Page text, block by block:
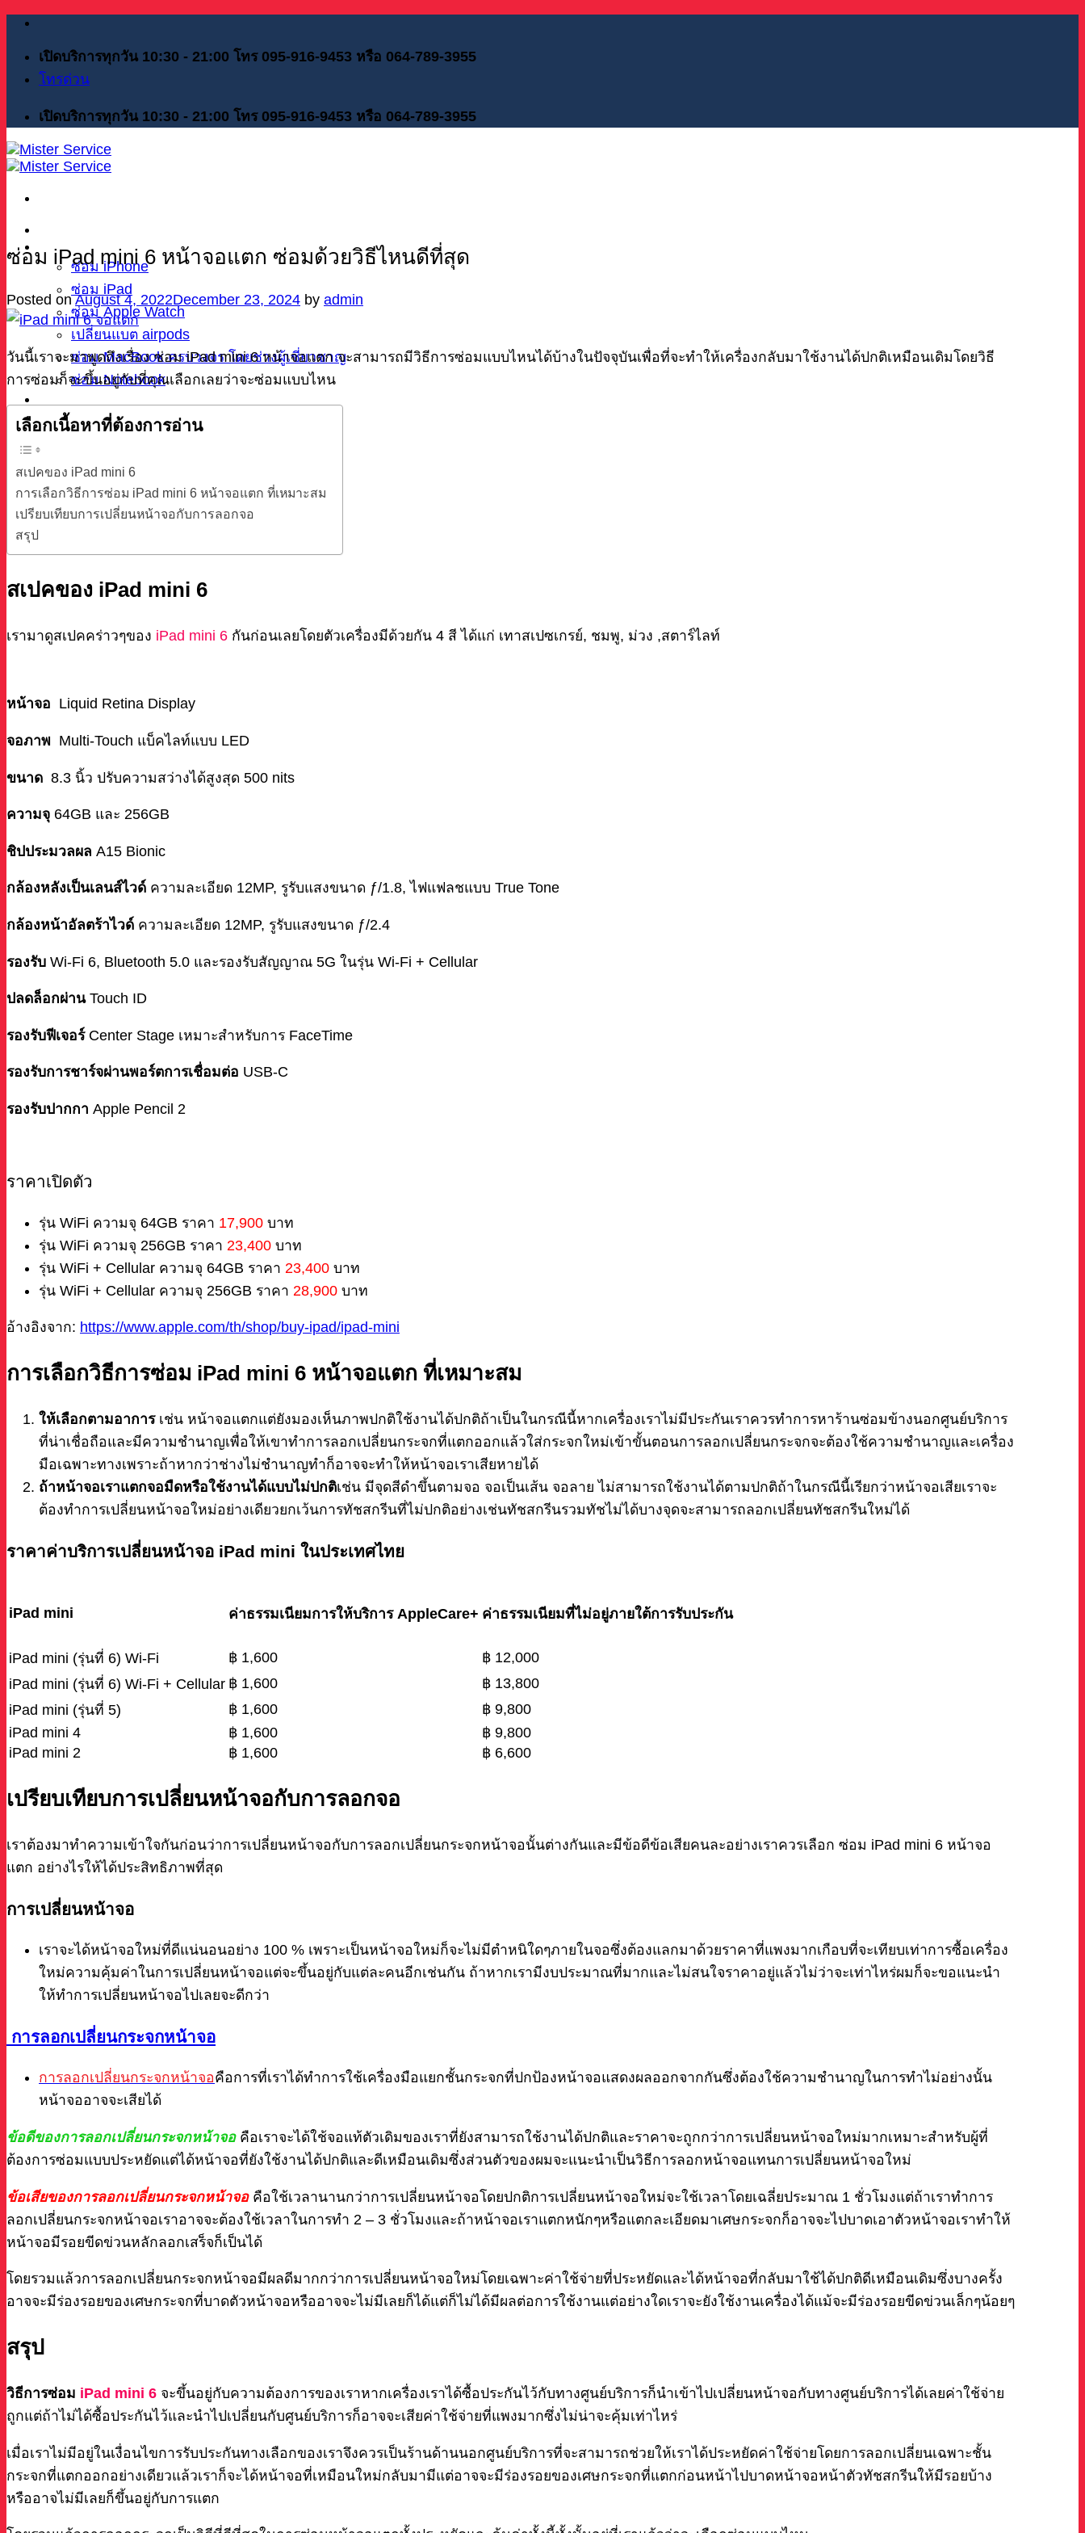
Skip
contentเปิดบริการทุกวัน 10:30 - 21:00 โทร 095-916-9453 หรือ 064-789-3955
โทรด่วน
เปิดบริการทุกวัน 10:30 - 21:00 โทร 095-916-9453 หรือ 064-789-3955
บริการของเรา
ซ่อม iPhone
ซ่อม iPad
ซ่อม Apple Watch
เปลี่ยนแบต airpods
ซ่อม MacBook ครบวงจร โดยช่างผู้เชี่ยวชาญ
ซ่อม Notebook
บทความ
เกี่ยวกับเรา
ติดต่อ
ซ่อม iPad mini 6 หน้าจอแตก ซ่อมด้วยวิธีไหนดีที่สุด
Posted onAugust 4, 2022December 23, 2024 by admin
วันนี้เราจะมาพูดถึงเรื่อง ซ่อม iPad mini 6 หน้าจอแตก จะสามารถมีวิธีการซ่อมแบบไหนได้บ้างในปัจจุบันเพื่อที่จะทำให้เครื่องกลับมาใช้งานได้ปกติเหมือนเดิมโดยวิธี
การซ่อมก็จะขึ้นอยู่กับที่คุณเลือกเลยว่าจะซ่อมแบบไหน
เลือกเนื้อหาที่ต้องการอ่าน
สเปคของ iPad mini 6
การเลือกวิธีการซ่อม iPad mini 6 หน้าจอแตก ที่เหมาะสม
เปรียบเทียบการเปลี่ยนหน้าจอกับการลอกจอ
สรุป
สเปคของ iPad mini 6
เรามาดูสเปคคร่าวๆของ iPad mini 6 กันก่อนเลยโดยตัวเครื่องมีด้วยกัน 4 สี ได้แก่ เทาสเปซเกรย์, ชมพู, ม่วง ,สตาร์ไลท์
หน้าจอ Liquid Retina Display
จอภาพ Multi‑Touch แบ็คไลท์แบบ LED
ขนาด 8.3 นิ้ว ปรับความสว่างได้สูงสุด 500 nits
ความจุ 64GB และ 256GB
ชิปประมวลผล A15 Bionic
กล้องหลังเป็นเลนส์ไวด์ ความละเอียด 12MP, รูรับแสงขนาด ƒ/1.8, ไฟแฟลชแบบ True Tone
กล้องหน้าอัลตร้าไวด์ ความละเอียด 12MP, รูรับแสงขนาด ƒ/2.4
รองรับ Wi‑Fi 6, Bluetooth 5.0 และรองรับสัญญาณ 5G ในรุ่น Wi‑Fi + Cellular
ปลดล็อกผ่านTouch ID
รองรับฟีเจอร์Center Stage เหมาะสำหรับการ FaceTime
รองรับการชาร์จผ่านพอร์ตการเชื่อมต่อ USB-C
รองรับปากกา Apple Pencil 2
ราคาเปิดตัว
รุ่น WiFi ความจุ 64GB ราคา 17,900 บาท
รุ่น WiFi ความจุ 256GB ราคา 23,400 บาท
รุ่น WiFi + Cellular ความจุ 64GB ราคา 23,400 บาท
รุ่น WiFi + Cellular ความจุ 256GB ราคา 28,900 บาท
อ้างอิงจาก: https://www.apple.com/th/shop/buy-ipad/ipad-mini
การเลือกวิธีการซ่อม iPad mini 6 หน้าจอแตก ที่เหมาะสม
ให้เลือกตามอาการเช่น หน้าจอแตกแต่ยังมองเห็นภาพปกติใช้งานได้ปกติถ้าเป็นในกรณีนี้หากเครื่องเราไม่มีประกันเราควรทำการหาร้านซ่อมข้างนอกศูนย์บริการ
ที่น่าเชื่อถือและมีความชำนาญเพื่อให้เขาทำการลอกเปลี่ยนกระจกที่แตกออกแล้วใส่กระจกใหม่เข้าขั้นตอนการลอกเปลี่ยนกระจกจะต้องใช้ความชำนาญและเครื่อง
มือเฉพาะทางเพราะถ้าหากว่าช่างไม่ชำนาญทำก็อาจจะทำให้หน้าจอเราเสียหายได้
ถ้าหน้าจอเราแตกจอมืดหรือใช้งานได้แบบไม่ปกติเช่น มีจุดสีดำขึ้นตามจอ จอเป็นเส้น จอลาย ไม่สามารถใช้งานได้ตามปกติถ้าในกรณีนี้เรียกว่าหน้าจอเสียเราจะ
ต้องทำการเปลี่ยนหน้าจอใหม่อย่างเดียวยกเว้นการทัชสกรีนที่ไม่ปกติอย่างเช่นทัชสกรีนรวมทัชไม่ได้บางจุดจะสามารถลอกเปลี่ยนทัชสกรีนใหม่ได้
ราคาค่าบริการเปลี่ยนหน้าจอ iPad mini ในประเทศไทย
iPad mini ค่าธรรมเนียมการให้บริการ AppleCare+ ค่าธรรมเนียมที่ไม่อยู่ภายใต้การรับประกัน
iPad mini (รุ่นที่ 6) Wi-Fi ฿ 1,600
฿ 12,000
iPad mini (รุ่นที่ 6) Wi-Fi + Cellular ฿ 1,600
฿ 13,800
iPad mini (รุ่นที่ 5)
฿ 1,600
฿ 9,800
iPad mini 4
฿ 1,600
฿ 9,800
iPad mini 2
฿ 1,600 ฿ 6,600
เปรียบเทียบการเปลี่ยนหน้าจอกับการลอกจอ
เราต้องมาทำความเข้าใจกันก่อนว่าการเปลี่ยนหน้าจอกับการลอกเปลี่ยนกระจกหน้าจอนั้นต่างกันและมีข้อดีข้อเสียคนละอย่างเราควรเลือก ซ่อม iPad mini 6 หน้าจอ
แตก อย่างไรให้ได้ประสิทธิภาพที่สุด
การเปลี่ยนหน้าจอ
เราจะได้หน้าจอใหม่ที่ดีแน่นอนอย่าง 100 % เพราะเป็นหน้าจอใหม่ก็จะไม่มีตำหนิใดๆภายในจอซึ่งต้องแลกมาด้วยราคาที่แพงมากเกือบที่จะเทียบเท่าการซื้อเครื่อง
ใหม่ความคุ้มค่าในการเปลี่ยนหน้าจอแต่จะขึ้นอยู่กับแต่ละคนอีกเช่นกัน ถ้าหากเรามีงบประมาณที่มากและไม่สนใจราคาอยู่แล้วไม่ว่าจะเท่าไหร่ผมก็จะขอแนะนำ
ให้ทำการเปลี่ยนหน้าจอไปเลยจะดีกว่า
การลอกเปลี่ยนกระจกหน้าจอ
การลอกเปลี่ยนกระจกหน้าจอคือการที่เราได้ทำการใช้เครื่องมือแยกชั้นกระจกที่ปกป้องหน้าจอแสดงผลออกจากกันซึ่งต้องใช้ความชำนาญในการทำไม่อย่างนั้น
หน้าจออาจจะเสียได้
ข้อดีของการลอกเปลี่ยนกระจกหน้าจอคือเราจะได้ใช้จอแท้ตัวเดิมของเราที่ยังสามารถใช้งานได้ปกติและราคาจะถูกกว่าการเปลี่ยนหน้าจอใหม่มากเหมาะสำหรับผู้ที่
ต้องการซ่อมแบบประหยัดแต่ได้หน้าจอที่ยังใช้งานได้ปกติและดีเหมือนเดิมซึ่งส่วนตัวของผมจะแนะนำเป็นวิธีการลอกหน้าจอแทนการเปลี่ยนหน้าจอใหม่
ข้อเสียของการลอกเปลี่ยนกระจกหน้าจอคือใช้เวลานานกว่าการเปลี่ยนหน้าจอโดยปกติการเปลี่ยนหน้าจอใหม่จะใช้เวลาโดยเฉลี่ยประมาณ 1 ชั่วโมงแต่ถ้าเราทำการ
ลอกเปลี่ยนกระจกหน้าจอเราอาจจะต้องใช้เวลาในการทำ 2 – 3 ชั่วโมงและถ้าหน้าจอเราแตกหนักๆหรือแตกละเอียดมาเศษกระจกก็อาจจะไปบาดเอาตัวหน้าจอเราทำให้
หน้าจอมีรอยขีดข่วนหลักลอกเสร็จก็เป็นได้
โดยรวมแล้วการลอกเปลี่ยนกระจกหน้าจอมีผลดีมากกว่าการเปลี่ยนหน้าจอใหม่โดยเฉพาะค่าใช้จ่ายที่ประหยัดและได้หน้าจอที่กลับมาใช้ได้ปกติดีเหมือนเดิมซึ่งบางครั้ง
อาจจะมีร่องรอยของเศษกระจกที่บาดตัวหน้าจอหรืออาจจะไม่มีเลยก็ได้แต่ก็ไม่ได้มีผลต่อการใช้งานแต่อย่างใดเราจะยังใช้งานเครื่องได้แม้จะมีร่องรอยขีดข่วนเล็กๆน้อยๆ
สรุป
วิธีการซ่อม iPad mini 6 จะขึ้นอยู่กับความต้องการของเราหากเครื่องเราได้ซื้อประกันไว้กับทางศูนย์บริการก็นำเข้าไปเปลี่ยนหน้าจอกับทางศูนย์บริการได้เลยค่าใช้จ่าย
ถูกแต่ถ้าไม่ได้ซื้อประกันไว้และนำไปเปลี่ยนกับศูนย์บริการก็อาจจะเสียค่าใช้จ่ายที่แพงมากซึ่งไม่น่าจะคุ้มเท่าไหร่
เมื่อเราไม่มีอยู่ในเงื่อนไขการรับประกันทางเลือกของเราจึงควรเป็นร้านด้านนอกศูนย์บริการที่จะสามารถช่วยให้เราได้ประหยัดค่าใช้จ่ายโดยการลอกเปลี่ยนเฉพาะชั้น
กระจกที่แตกออกอย่างเดียวแล้วเราก็จะได้หน้าจอที่เหมือนใหม่กลับมามีแต่อาจจะมีร่องรอยของเศษกระจกที่แตกก่อนหน้าไปบาดหน้าจอหน้าตัวทัชสกรีนให้มีรอยบ้าง
หรืออาจไม่มีเลยก็ขึ้นอยู่กับการแตก